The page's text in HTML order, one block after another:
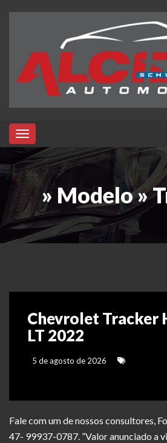
Toggle navigation
» Modelo »
Chevrolet Tracker
LT 2022
5 de agosto de 2026
Fale com um de nossos consultores,
47- 99937-0787. ”Valor anunciado a